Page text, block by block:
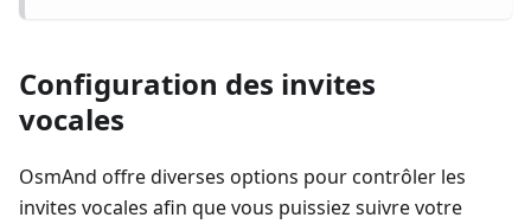
Configuration des invites
vocales
OsmAnd offre diverses options pour contrôler les
invites vocales afin que vous puissiez suivre votre